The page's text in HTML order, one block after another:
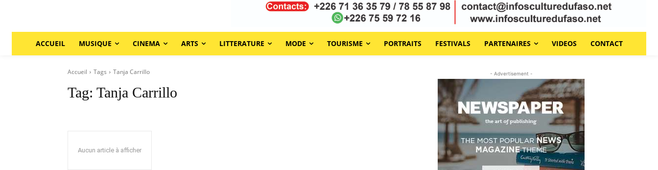
ACCUEIL MUSIQUE CINEMA ARTS LITTERATURE MODE TOURISME PORTRAITS FESTIVALS PARTENAIRES VIDEOS CONTACT
Accueil Tags Tanja Carrillo
Tag: Tanja Carrillo
Aucun article à afficher
- Advertisement -